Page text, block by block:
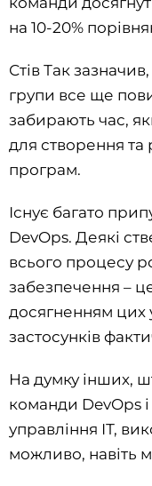
на 10-20%
Стів Так
групи все ще
забирають час,
для створення та
програм.
Існує багато
DevOps. Деякі
всього процесу
забезпечення –
досягненням цих
застосунків
На думку інших,
команди DevOps
управління ІТ,
можливо, навіть